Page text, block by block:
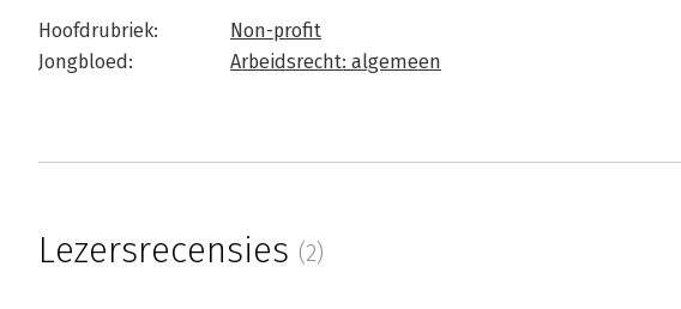
Hoofdrubriek:
Non-profit
Jongbloed:
Arbeidsrecht: algemeen
Lezersrecensies (2)